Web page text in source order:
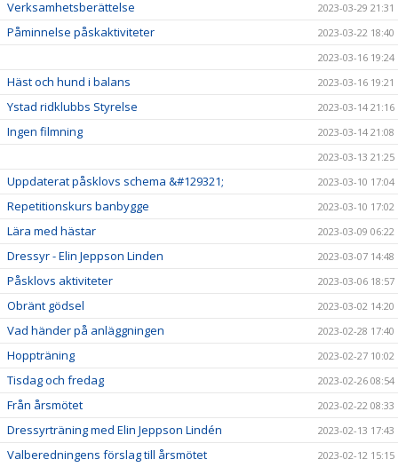
Verksamhetsberättelse 2023-03-29 21:31
Påminnelse påskaktiviteter
2023-03-22 18:40
2023-03-16 19:24
Häst och hund i balans 2023-03-16 19:21
Ystad ridklubbs Styrelse 2023-03-14 21:16
Ingen filmning
2023-03-14 21:08
2023-03-13 21:25
Uppdaterat påsklovs schema &#129321; 2023-03-10 17:04
Repetitionskurs banbygge 2023-03-10 17:02
Lära med hästar 2023-03-09 06:22
Dressyr - Elin Jeppson Linden 2023-03-07 14:48
Påsklovs aktiviteter 2023-03-06 18:57
Obränt gödsel 2023-03-02 14:20
Vad händer på anläggningen 2023-02-28 17:40
Hoppträning 2023-02-27 10:02
Tisdag och fredag 2023-02-26 08:54
Från årsmötet 2023-02-22 08:33
Dressyrträning med Elin Jeppson Lindén 2023-02-13 17:43
Valberedningens förslag till årsmötet 2023-02-12 15:15